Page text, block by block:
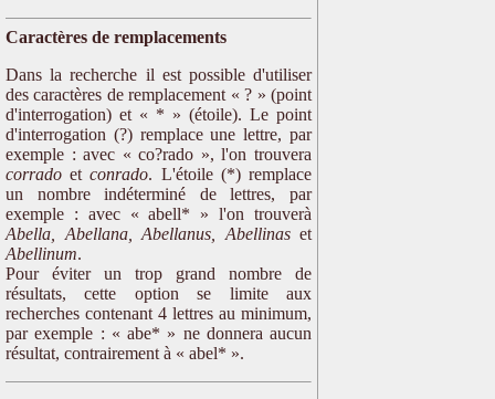
Caractères de remplacements
Dans la recherche il est possible d'utiliser
des caractères de remplacement « ? » (point
d'interrogation) et « * » (étoile). Le point
d'interrogation (?) remplace une lettre, par
exemple : avec « co?rado », l'on trouvera
corrado etconrado. L'étoile (*) remplace
un nombre indéterminé de lettres, par
exemple : avec « abell* » l'on trouverà
Abella, Abellana, Abellanus, Abellinaset
Abellinum.
Pour éviter un trop grand nombre de
résultats, cette option se limite aux
recherches contenant 4 lettres au minimum,
par exemple : « abe* » ne donnera aucun
résultat, contrairement à « abel* ».